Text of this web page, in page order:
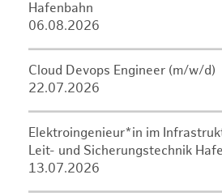
Hafenbahn
06.08.2026
Cloud Devops Engineer (m/w/d)
22.07.2026
Elektroingenieur*in im
Leit- und Sicherungstechnik
13.07.2026